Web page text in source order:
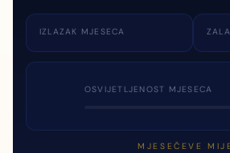
IZLAZAK MJESECA
OSVIJETLJENOST MJESECA
MJESEČEVE